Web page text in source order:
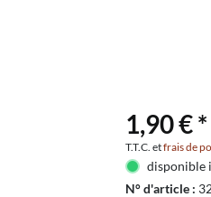
1,90 € *
T.T.C. etfrais de
disponible
N° d'article :